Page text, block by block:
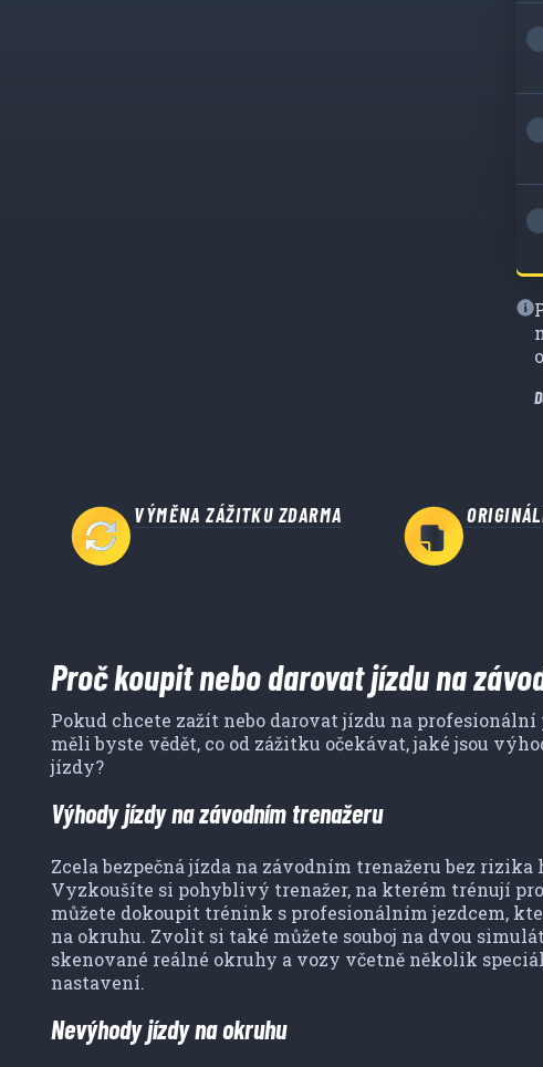
VÝMĚNA ZÁŽITKU ZDARMA
Proč koupit nebo darovat jízdu na
Pokud chcete zažít nebo darovat jízdu na
měli byste vědět, co od zážitku očekávat, jaké jsou
jízdy?
Výhody jízdy na závodním trenažeru
Zcela bezpečná jízda na závodním trenažeru bez
Vyzkoušíte si pohyblivý trenažer, na kterém trénují
můžete dokoupit trénink s profesionálním jezdcem,
na okruhu. Zvolit si také můžete souboj na dvou
skenované reálné okruhy a vozy včetně několik
nastavení.
Nevýhody jízdy na okruhu